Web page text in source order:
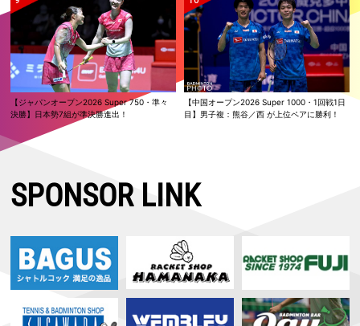
【ジャパンオープン2026 Super 750・準々
決勝】日本勢7組が準決勝進出！
【中国オープン2026 Super 1000・1回戦1日
目】男子複：熊谷／西 が上位ペアに勝利！
SPONSOR LINK